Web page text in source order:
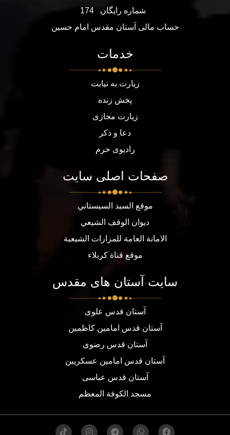
شماره رایگان
174
حساب مالی آستان مقدس امام حسین
خدمات
زیارت به نیابت
پخش زنده
زیارت مجازی
دعا و ذکر
رادیوی حرم
صفحات اصلی سایت
موقع السيد السيستاني
ديوان الوقف الشيعي
الامانة العامة للمزارات الشيعية
موقع قناة كربلاء
سایت آستان های مقدس
آستان قدس علوی
آستان قدس امامین کاظمین
آستان قدس رضوی
آستان قدس امامین عسکریین
آستان قدس عباسی
مسجد الكوفة المعظم